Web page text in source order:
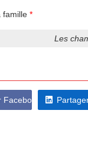
famille*
Les